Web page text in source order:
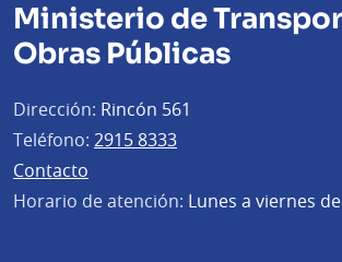
Ministerio de
Obras Públicas
Dirección: Rincón 561
Teléfono: 2915 8333
Contacto
Horario de atención: Lunes a viernes